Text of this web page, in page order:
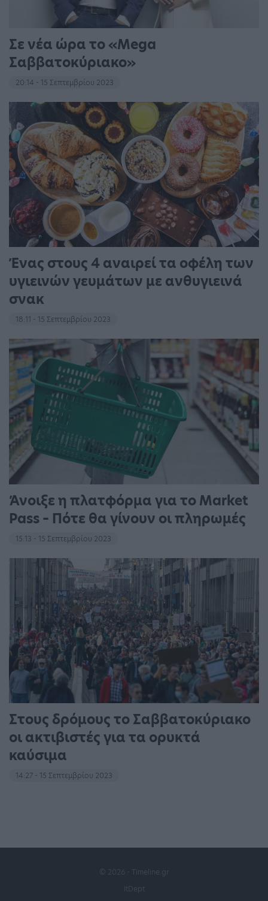
Σε νέα ώρα το «Mega
Σαββατοκύριακο»
20:14 - 15 Σεπτεμβρίου 2023
Ένας στους 4 αναιρεί τα οφέλη των
υγιεινών γευμάτων με ανθυγιεινά
σνακ
18:11 - 15 Σεπτεμβρίου 2023
Άνοιξε η πλατφόρμα για το Market
Pass – Πότε θα γίνουν οι πληρωμές
15:13 - 15 Σεπτεμβρίου 2023
Στους δρόμους το Σαββατοκύριακο
οι ακτιβιστές για τα ορυκτά
καύσιμα
14:27 - 15 Σεπτεμβρίου 2023
© 2026 - Timeline.gr
ItDept